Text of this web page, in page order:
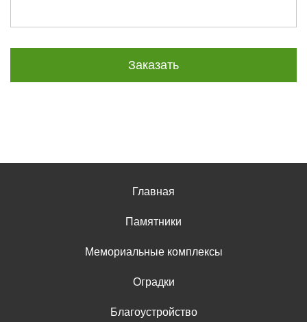
Заказать
Главная
Памятники
Мемориальные комплексы
Оградки
Благоустройство